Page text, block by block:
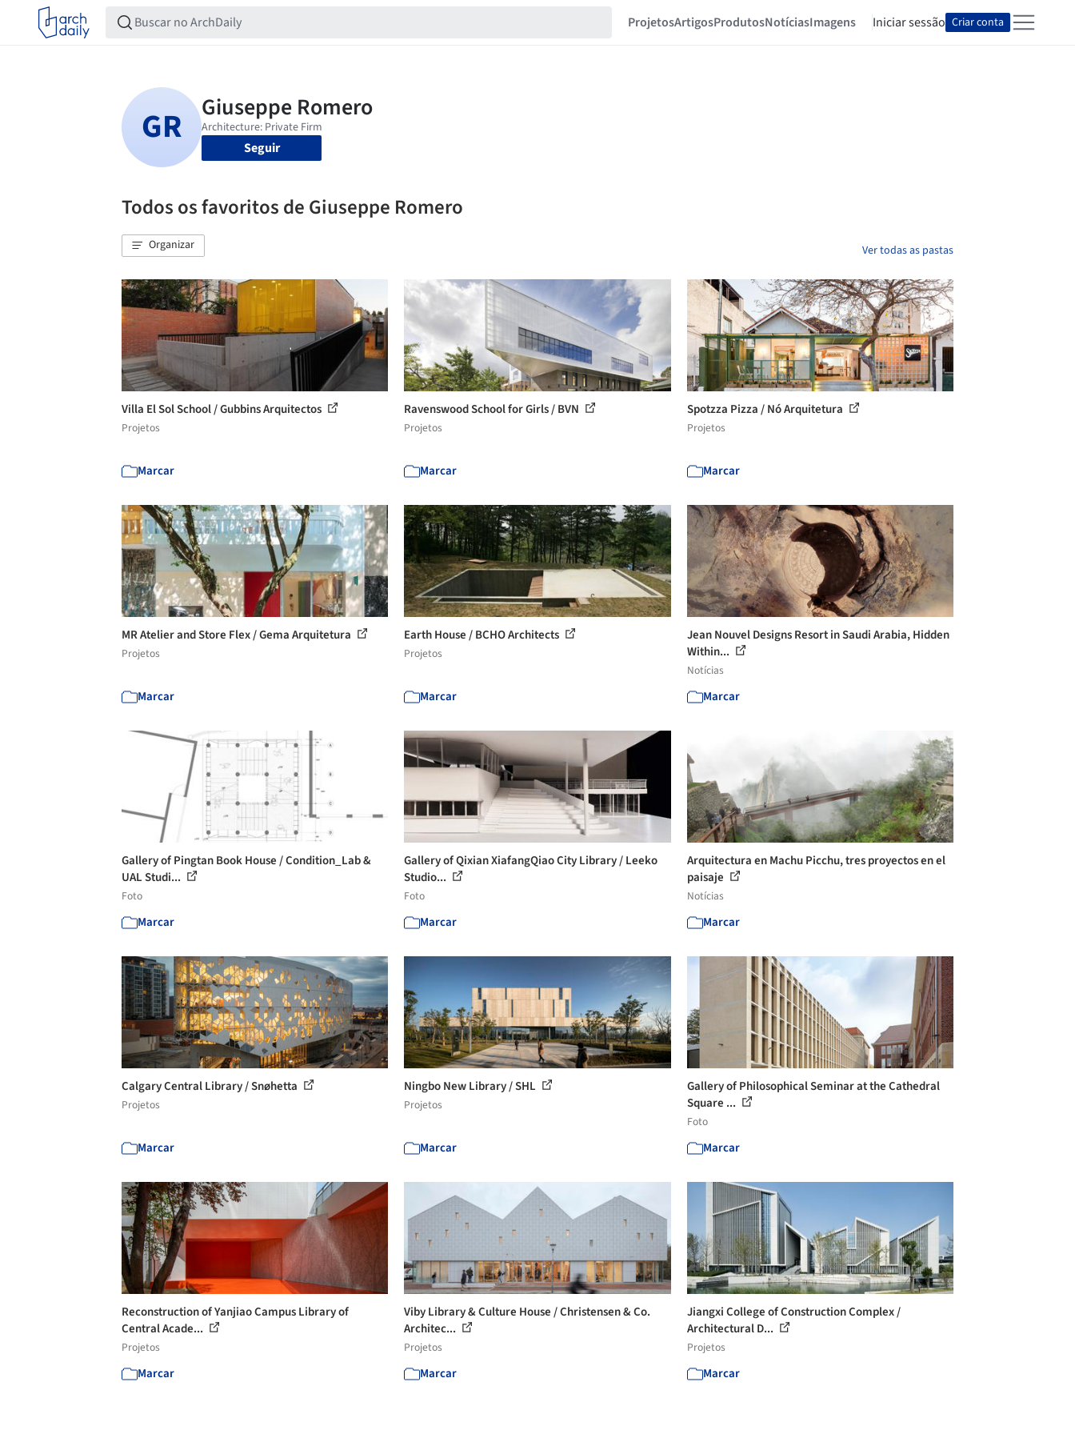
ProjetosArtigosProdutosNotíciasImagens Iniciar sessão Criar conta
Seguir
Todos os favoritos de Giuseppe Romero
Organizar Ver todas as pastas
Villa El Sol School / Gubbins Arquitectos
Projetos
Marcar
Ravenswood School for Girls / BVN
Projetos
Marcar
Spotzza Pizza / Nó Arquitetura
Projetos
Marcar
MR Atelier and Store Flex / Gema Arquitetura
Projetos
Marcar
Earth House / BCHO Architects
Projetos
Marcar
Jean Nouvel Designs Resort in Saudi Arabia, Hidden
Within...
Notícias
Marcar
Gallery of Pingtan Book House / Condition_Lab &
UAL Studi...
Foto
Marcar
Gallery of Qixian XiafangQiao City Library / Leeko
Studio...
Foto
Marcar
Arquitectura en Machu Picchu, tres proyectos en el
paisaje
Notícias
Marcar
Calgary Central Library / Snøhetta
Projetos
Marcar
Ningbo New Library / SHL
Projetos
Marcar
Gallery of Philosophical Seminar at the Cathedral
Square ...
Foto
Marcar
Reconstruction of Yanjiao Campus Library of
Central Acade...
Projetos
Marcar
Viby Library & Culture House / Christensen & Co.
Architec...
Projetos
Marcar
Jiangxi College of Construction Complex /
Architectural D...
Projetos
Marcar